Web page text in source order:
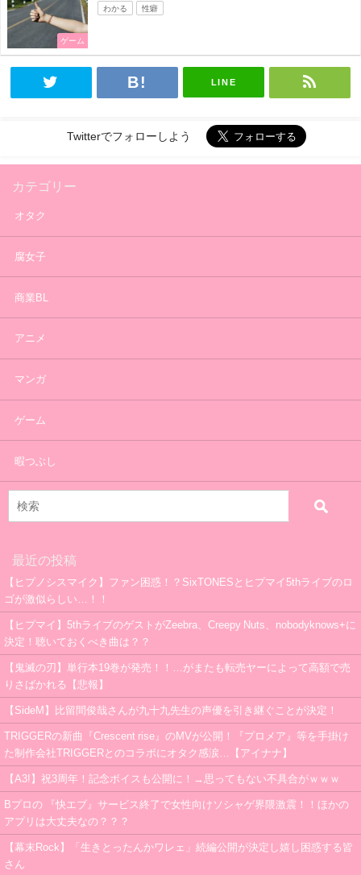
ゲーム
わかる 性癖
LINE
Twitterでフォローしよう
カテゴリー
オタク
腐女子
商業BL
アニメ
マンガ
ゲーム
暇つぶし
最近の投稿
【ヒプノシスマイク】ファン困惑！？SixTONESとヒプマイ5thライブのロ
ゴが激似らしい…！！
【ヒプマイ】5thライブのゲストがZeebra、Creepy Nuts、nobodyknows+に
決定！聴いておくべき曲は？？
【鬼滅の刃】単行本19巻が発売！！…がまたも転売ヤーによって高額で売
りさばかれる【悲報】
【SideM】比留間俊哉さんが九十九先生の声優を引き継ぐことが決定！
TRIGGERの新曲『Crescent rise』のMVが公開！『プロメア』等を手掛け
た制作会社TRIGGERとのコラボにオタク感涙…【アイナナ】
【A3!】祝3周年！記念ボイスも公開に！→思ってもない不具合がｗｗｗ
Bプロの 『快エブ』サービス終了で女性向けソシャゲ界隈激震！！ほかの
アプリは大丈夫なの？？？
【幕末Rock】「生きとったんかワレェ」続編公開が決定し嬉し困惑する皆
さん